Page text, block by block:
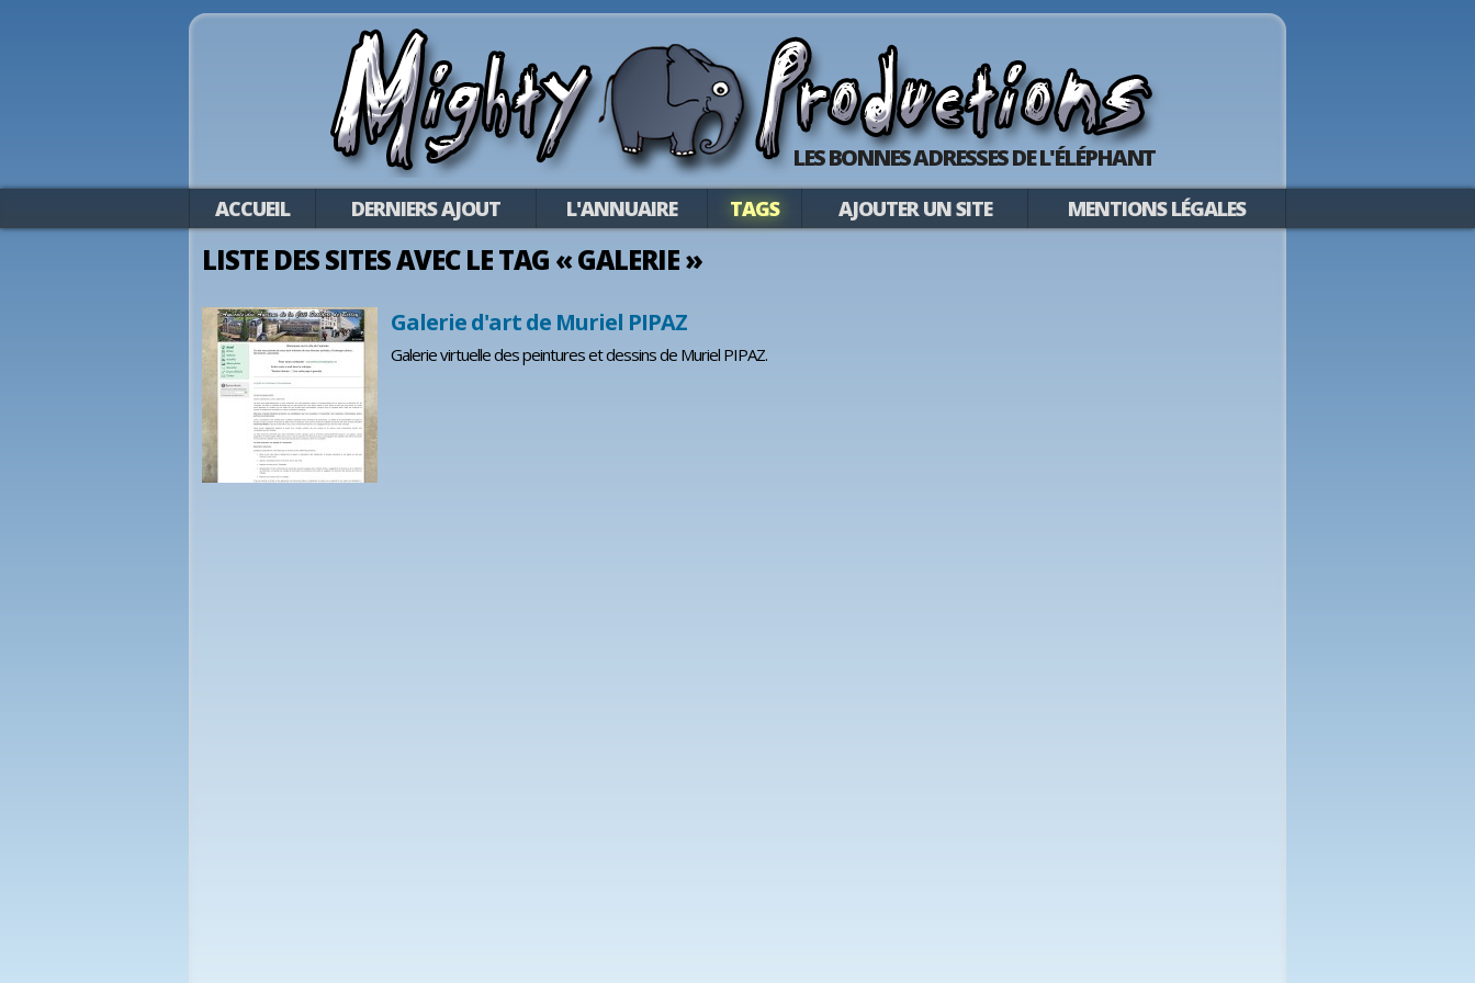
LES BONNES ADRESSES DE L'ÉLÉPHANT
ACCUEIL DERNIERS AJOUT L'ANNUAIRE TAGS AJOUTER UN SITE MENTIONS LÉGALES
LISTE DES SITES AVEC LE TAG « GALERIE »
Galerie d'art de Muriel PIPAZ
Galerie virtuelle des peintures et dessins de Muriel PIPAZ.